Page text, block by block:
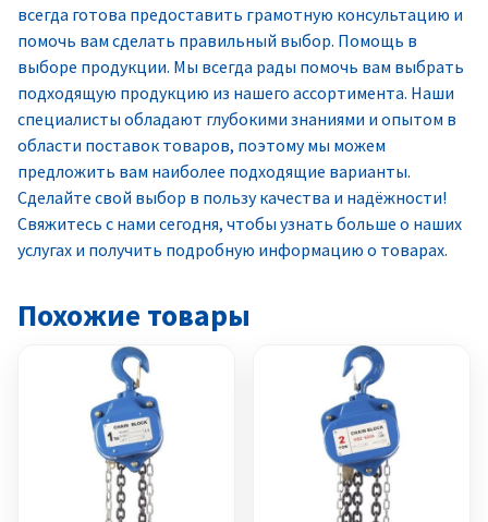
всегда готова предоставить грамотную консультацию и
помочь вам сделать правильный выбор. Помощь в
выборе продукции. Мы всегда рады помочь вам выбрать
подходящую продукцию из нашего ассортимента. Наши
специалисты обладают глубокими знаниями и опытом в
области поставок товаров, поэтому мы можем
предложить вам наиболее подходящие варианты.
Сделайте свой выбор в пользу качества и надёжности!
Свяжитесь с нами сегодня, чтобы узнать больше о наших
услугах и получить подробную информацию о товарах.
Похожие товары